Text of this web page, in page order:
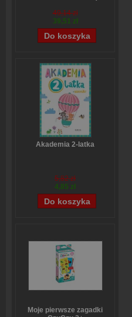
Stefanie Stahl
49,14 zł
39,51 zł
Akademia 2-latka
5,82 zł
4,85 zł
Moje pierwsze zagadki